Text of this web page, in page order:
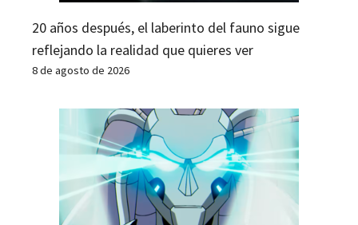
20 años después, el laberinto del fauno sigue
reflejando la realidad que quieres ver
8 de agosto de 2026